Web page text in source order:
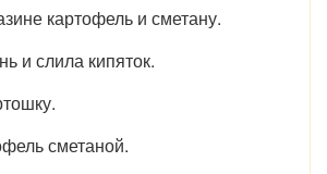
картофель и сметану.
и слила кипяток.
сметаной.